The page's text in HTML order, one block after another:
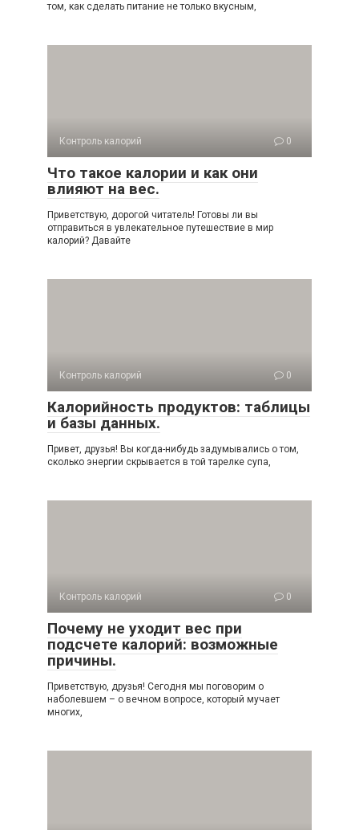
том, как сделать питание не только вкусным,
Контроль калорий 0
Что такое калории и как они
влияют на вес.
Приветствую, дорогой читатель! Готовы ли вы
отправиться в увлекательное путешествие в мир
калорий? Давайте
Контроль калорий 0
Калорийность продуктов: таблицы
и базы данных.
Привет, друзья! Вы когда-нибудь задумывались о том,
сколько энергии скрывается в той тарелке супа,
Контроль калорий 0
Почему не уходит вес при
подсчете калорий: возможные
причины.
Приветствую, друзья! Сегодня мы поговорим о
наболевшем – о вечном вопросе, который мучает
многих,